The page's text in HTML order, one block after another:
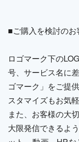
■ご購入を検討のお
ロゴマーク下の
号、サービス名に
ゴマーク」をご提
スタマイズもお気
また、お客様の大
大限発信できるよ